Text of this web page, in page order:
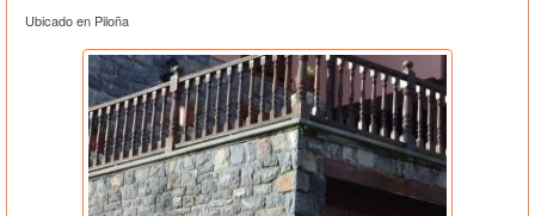
Ubicado en Piloña